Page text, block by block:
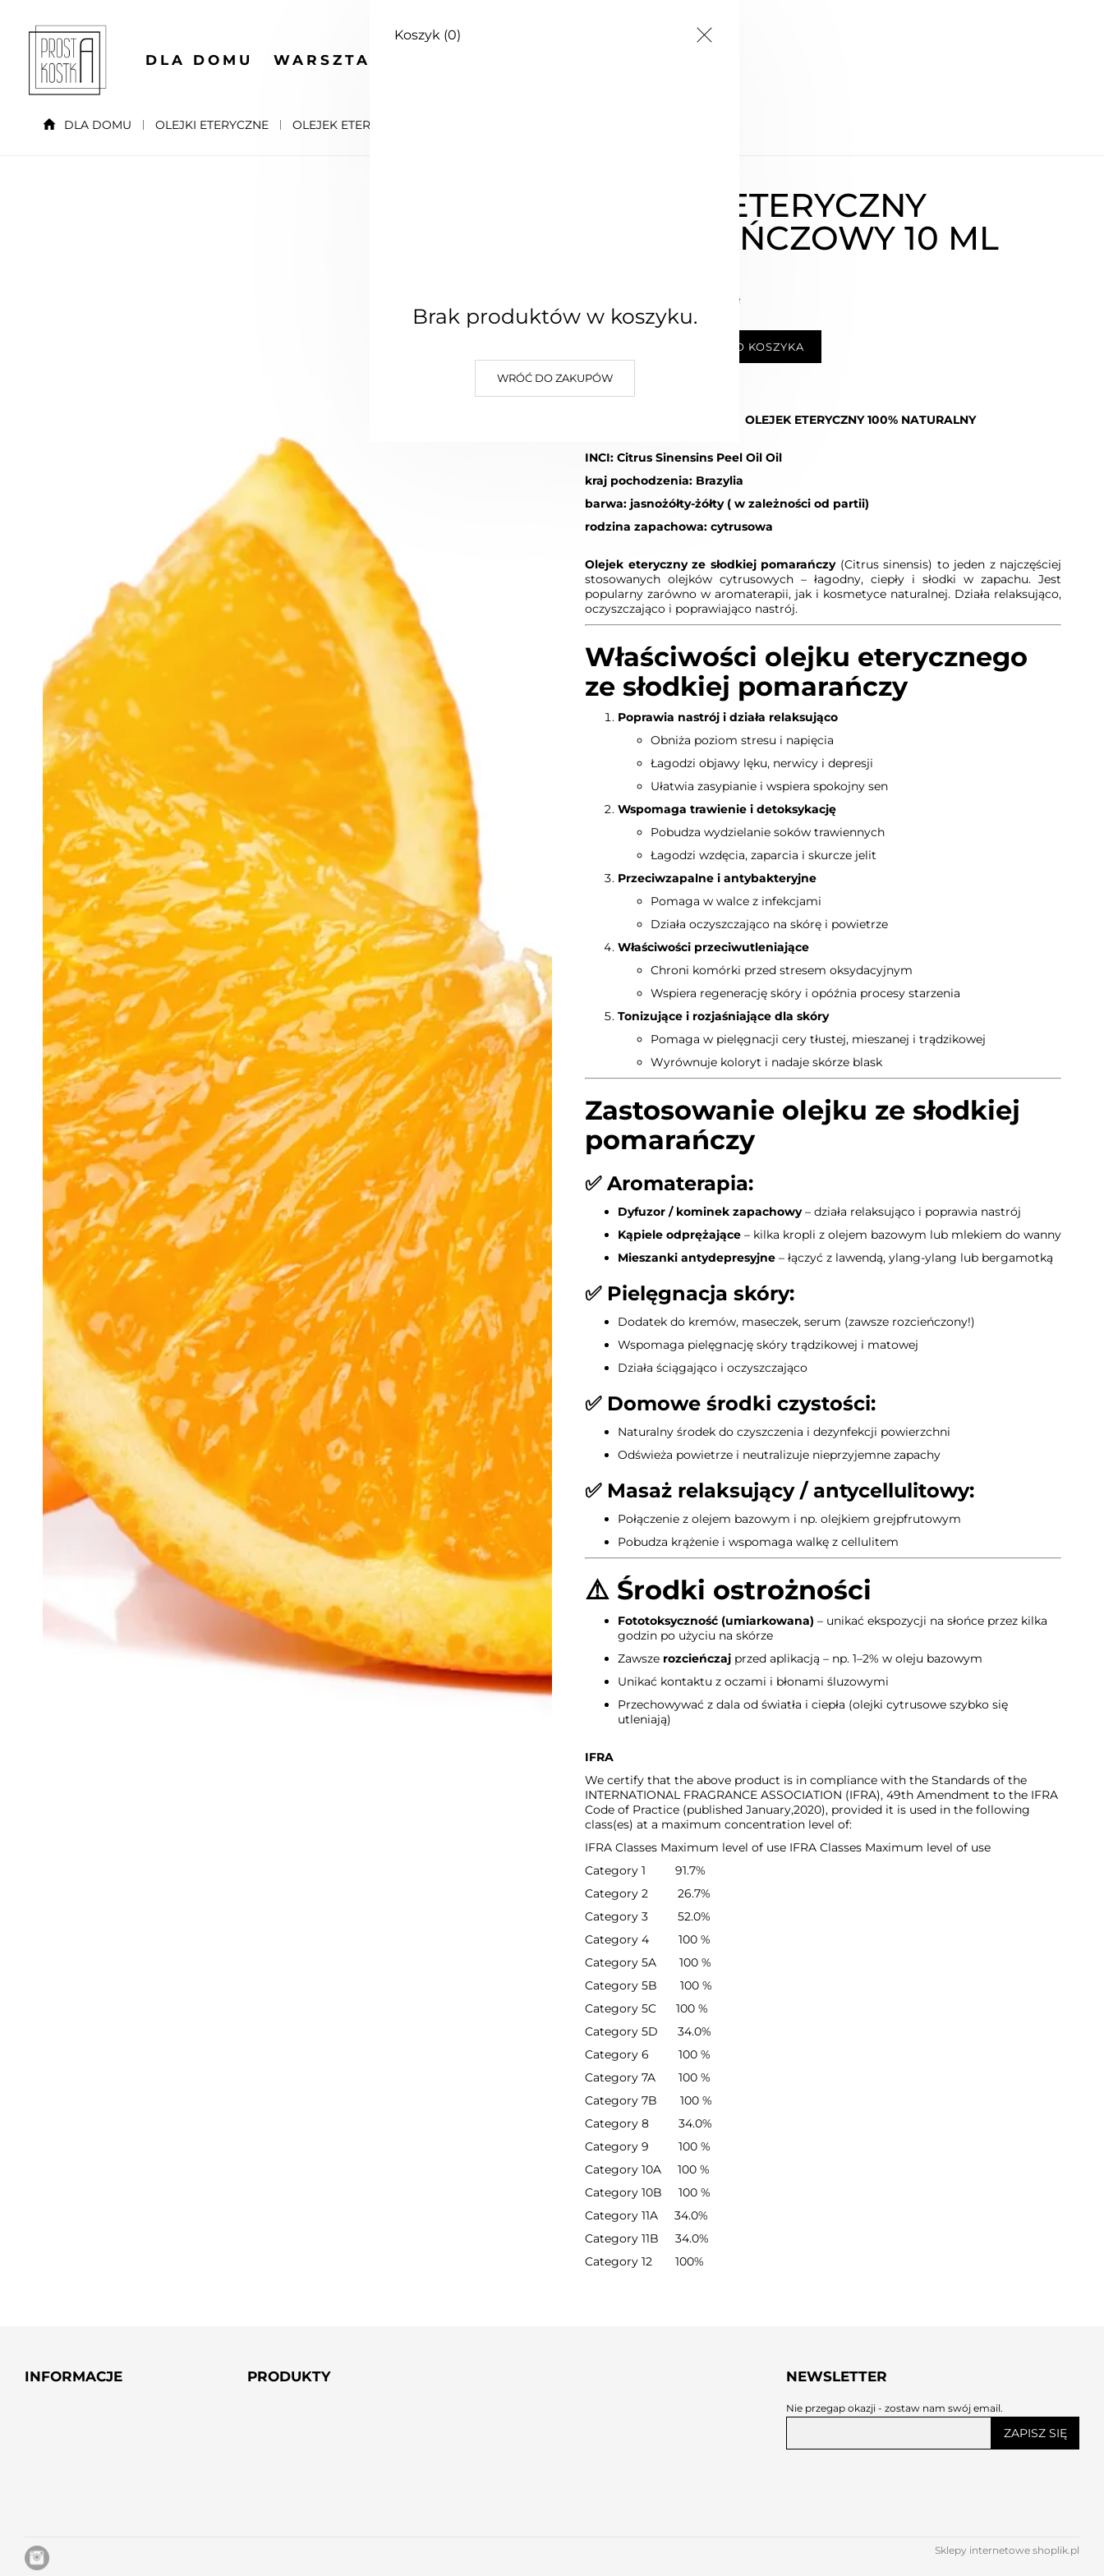
DLA DOMU WARSZTATY
Koszyk (0)
Brak produktów w koszyku.
WRÓĆ DO ZAKUPÓW
DLA DOMU OLEJKI ETERYCZNE OLEJEK ETERYCZNY POMARAŃCZOWY 10 ML
OLEJEK ETERYCZNY
POMARAŃCZOWY 10 ML
Najniższa cena z 30 dni: 30,00 zł
DODAJ DO KOSZYKA
Wysyłka:
SŁODKA POMARAŃCZA - OLEJEK ETERYCZNY 100% NATURALNY
INCI: Citrus Sinensins Peel Oil Oil
kraj pochodzenia: Brazylia
barwa: jasnożółty-żółty ( w zależności od partii)
rodzina zapachowa: cytrusowa
Olejek eteryczny ze słodkiej pomarańczy(Citrus sinensis) to jeden z najczęściej
stosowanych olejków cytrusowych – łagodny, ciepły i słodki w zapachu. Jest
popularny zarówno w aromaterapii, jak i kosmetyce naturalnej. Działa relaksująco,
oczyszczająco i poprawiająco nastrój.
Właściwości olejku eterycznego
ze słodkiej pomarańczy
Poprawia nastrój i działa relaksująco
Obniża poziom stresu i napięcia
Łagodzi objawy lęku, nerwicy i depresji
Ułatwia zasypianie i wspiera spokojny sen
Wspomaga trawienie i detoksykację
Pobudza wydzielanie soków trawiennych
Łagodzi wzdęcia, zaparcia i skurcze jelit
Przeciwzapalne i antybakteryjne
Pomaga w walce z infekcjami
Działa oczyszczająco na skórę i powietrze
Właściwości przeciwutleniające
Chroni komórki przed stresem oksydacyjnym
Wspiera regenerację skóry i opóźnia procesy starzenia
Tonizujące i rozjaśniające dla skóry
Pomaga w pielęgnacji cery tłustej, mieszanej i trądzikowej
Wyrównuje koloryt i nadaje skórze blask
Zastosowanie olejku ze słodkiej
pomarańczy
✅ Aromaterapia:
Dyfuzor / kominek zapachowy– działa relaksująco i poprawia nastrój
Kąpiele odprężające – kilka kropli z olejem bazowym lub mlekiem do wanny
Mieszanki antydepresyjne – łączyć z lawendą, ylang-ylang lub bergamotką
✅ Pielęgnacja skóry:
Dodatek do kremów, maseczek, serum (zawsze rozcieńczony!)
Wspomaga pielęgnację skóry trądzikowej i matowej
Działa ściągająco i oczyszczająco
✅ Domowe środki czystości:
Naturalny środek do czyszczenia i dezynfekcji powierzchni
Odświeża powietrze i neutralizuje nieprzyjemne zapachy
✅ Masaż relaksujący / antycellulitowy:
Połączenie z olejem bazowym i np. olejkiem grejpfrutowym
Pobudza krążenie i wspomaga walkę z cellulitem
⚠️ Środki ostrożności
Fototoksyczność (umiarkowana) – unikać ekspozycji na słońce przez kilka
godzin po użyciu na skórze
Zawsze rozcieńczaj przed aplikacją – np. 1–2% w oleju bazowym
Unikać kontaktu z oczami i błonami śluzowymi
Przechowywać z dala od światła i ciepła (olejki cytrusowe szybko się
utleniają)
IFRA
We certify that the above product is in compliance with the Standards of the
INTERNATIONAL FRAGRANCE ASSOCIATION (IFRA), 49th Amendment to the IFRA
Code of Practice (published January,2020), provided it is used in the following
class(es) at a maximum concentration level of:
IFRA Classes Maximum level of use IFRA Classes Maximum level of use
Category 1 91.7%
Category 2 26.7%
Category 3 52.0%
Category 4 100 %
Category 5A 100 %
Category 5B 100 %
Category 5C 100 %
Category 5D 34.0%
Category 6 100 %
Category 7A 100 %
Category 7B 100 %
Category 8 34.0%
Category 9 100 %
Category 10A 100 %
Category 10B 100 %
Category 11A 34.0%
Category 11B 34.0%
Category 12 100%
INFORMACJE PRODUKTY NEWSLETTER
Nie przegap okazji - zostaw nam swój email.
ZAPISZ SIĘ
Sklepy internetowe shoplik.pl